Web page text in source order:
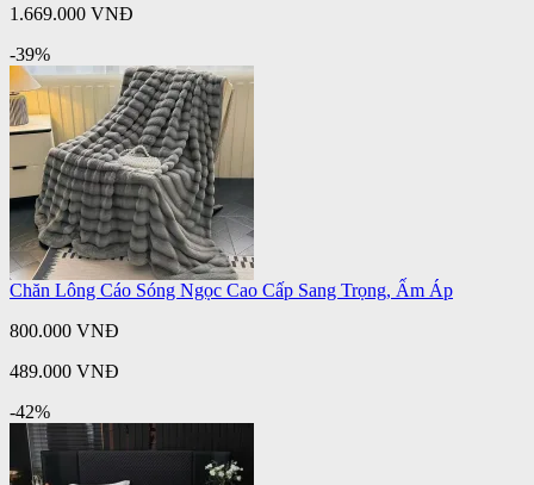
1.669.000 VNĐ
-39%
Chăn Lông Cáo Sóng Ngọc Cao Cấp Sang Trọng, Ấm Áp
800.000 VNĐ
489.000 VNĐ
-42%